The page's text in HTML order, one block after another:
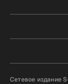
Сетевое издание